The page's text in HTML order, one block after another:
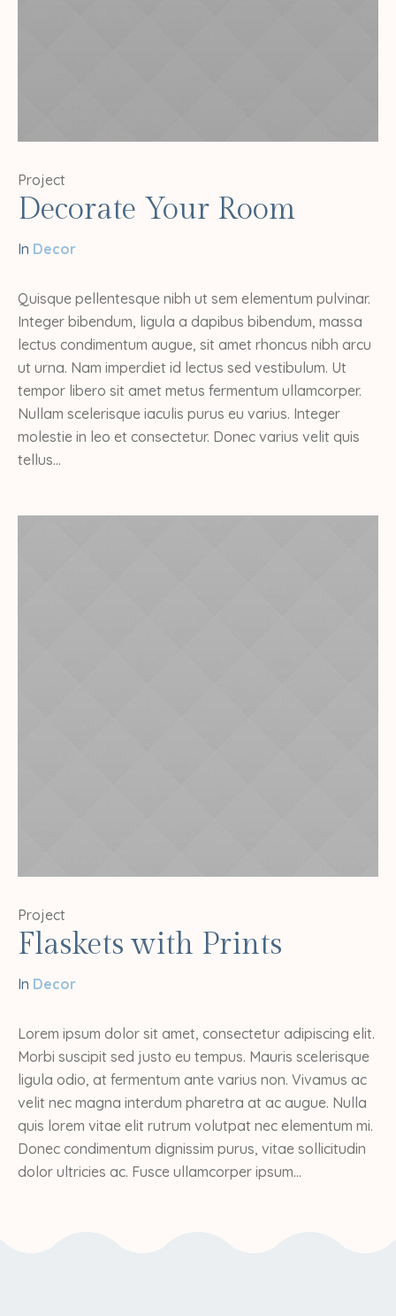
Project
Decorate Your Room
In Decor
Quisque pellentesque nibh ut sem elementum pulvinar.
Integer bibendum, ligula a dapibus bibendum, massa
lectus condimentum augue, sit amet rhoncus nibh arcu
ut urna. Nam imperdiet id lectus sed vestibulum. Ut
tempor libero sit amet metus fermentum ullamcorper.
Nullam scelerisque iaculis purus eu varius. Integer
molestie in leo et consectetur. Donec varius velit quis
tellus...
Project
Flaskets with Prints
In Decor
Lorem ipsum dolor sit amet, consectetur adipiscing elit.
Morbi suscipit sed justo eu tempus. Mauris scelerisque
ligula odio, at fermentum ante varius non. Vivamus ac
velit nec magna interdum pharetra at ac augue. Nulla
quis lorem vitae elit rutrum volutpat nec elementum mi.
Donec condimentum dignissim purus, vitae sollicitudin
dolor ultricies ac. Fusce ullamcorper ipsum...